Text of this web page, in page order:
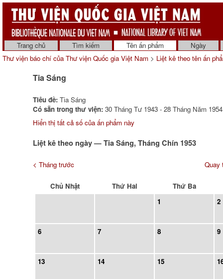
Trang chủ Tìm kiếm Tên ấn phẩm
Ngày
Thư viện báo chí của Thư viện Quốc gia Việt Nam > Liệt kê theo tên ấn
Tia Sáng
Tiêu đề: Tia Sáng
Có sẵn trong thư viện: 30 Tháng Tư 1943 - 28 Tháng Năm
Hiển thị tất cả số của ấn phẩm này
Liệt kê theo ngày — Tia Sáng, Tháng Chín 1953
< Tháng trước Quay
Chủ Nhật Thứ Hai
Thứ Ba
1
2
6 7 8 9
13 14 15